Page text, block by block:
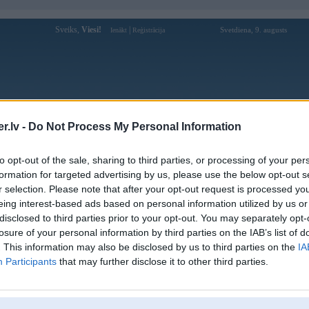
- Do Not Process My Personal Information
opt-out of the sale, sharing to third parties, or processing of your
for targeted advertising by us, please use the below opt-out
selection. Please note that after your opt-out request is processed
interest-based ads based on personal information utilized by us
to third parties prior to your opt-out. You may separately
of your personal information by third parties on the IAB’s list of
This information may also be disclosed by us to third parties on the
Participants that may further disclose it to other third parties.
Sveiks, Viesi! Ienākt Reģistrācija Svetdiena, 9. augusts
Forums Galerijas Reģistrācija Lietotāji
Lietotāja Haywin1rocks profils
Lietotājvārds:
Haywin1rocks
Ziņojumi forumā:
0
Pēdējie ziņojumi forumā